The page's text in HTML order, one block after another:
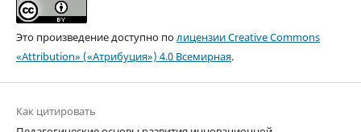
Это произведение доступно полицензии Creative Commons
«Attribution» («Атрибуция») 4.0 Всемирная.
Как цитировать